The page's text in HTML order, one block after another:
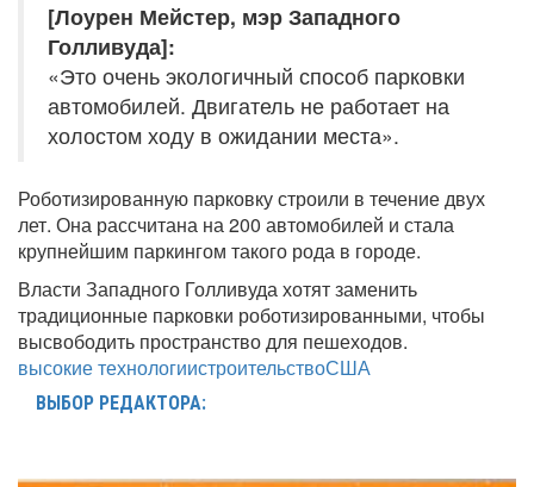
[Лоурен Мейстер, мэр Западного
Голливуда]:
«Это очень экологичный способ парковки
автомобилей. Двигатель не работает на
холостом ходу в ожидании места».
Роботизированную парковку строили в течение двух
лет. Она рассчитана на 200 автомобилей и стала
крупнейшим паркингом такого рода в городе.
Власти Западного Голливуда хотят заменить
традиционные парковки роботизированными, чтобы
высвободить пространство для пешеходов.
высокие технологиистроительствоСША
ВЫБОР РЕДАКТОРА: